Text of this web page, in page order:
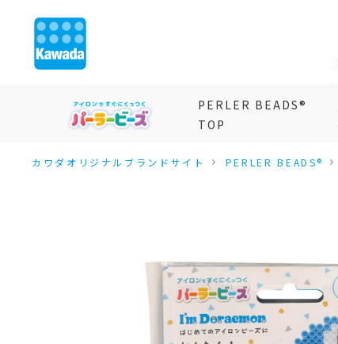
PERLER BEADS®
TOP
カワダオリジナルブランドサイト PERLER BEADS®